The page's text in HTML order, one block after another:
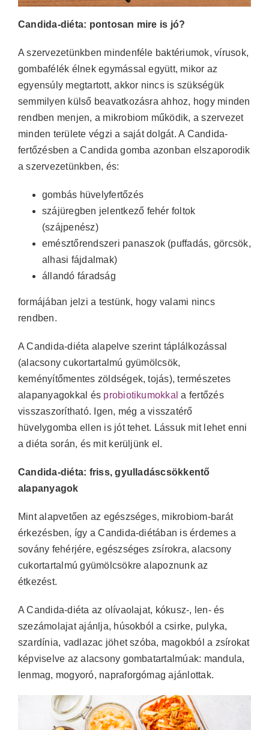
Candida-diéta: pontosan mire is jó?
A szervezetünkben mindenféle baktériumok, vírusok,
gombafélék élnek egymással együtt, mikor az
egyensúly megtartott, akkor nincs is szükségük
semmilyen külső beavatkozásra ahhoz, hogy minden
rendben menjen, a mikrobiom működik, a szervezet
minden területe végzi a saját dolgát. A Candida-
fertőzésben a Candida gomba azonban elszaporodik
a szervezetünkben, és:
gombás hüvelyfertőzés
szájüregben jelentkező fehér foltok
(szájpenész)
emésztőrendszeri panaszok (puffadás, görcsök,
alhasi fájdalmak)
állandó fáradság
formájában jelzi a testünk, hogy valami nincs
rendben.
A Candida-diéta alapelve szerint táplálkozással
(alacsony cukortartalmú gyümölcsök,
keményítőmentes zöldségek, tojás), természetes
alapanyagokkal és probiotikumokkal a fertőzés
visszaszorítható. Igen, még a visszatérő
hüvelygomba ellen is jót tehet. Lássuk mit lehet enni
a diéta során, és mit kerüljünk el.
Candida-diéta: friss, gyulladáscsökkentő
alapanyagok
Mint alapvetően az egészséges, mikrobiom-barát
érkezésben, így a Candida-diétában is érdemes a
sovány fehérjére, egészséges zsírokra, alacsony
cukortartalmú gyümölcsökre alapoznunk az
étkezést.
A Candida-diéta az olívaolajat, kókusz-, len- és
szezámolajat ajánlja, húsokból a csirke, pulyka,
szardínia, vadlazac jöhet szóba, magokból a zsírokat
képviselve az alacsony gombatartalmúak: mandula,
lenmag, mogyoró, napraforgómag ajánlottak.